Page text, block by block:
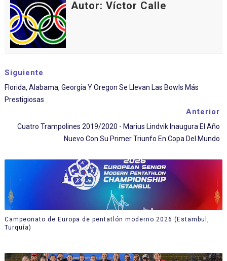
Autor: Víctor Calle
Siguiente
Florida, Alabama, Georgia Y Oregon Se Llevan Las Bowls Más
Prestigiosas
Anterior
Cuatro Trampolines 2019/2020 - Marius Lindvik Inaugura El Año
Nuevo Con Su Primer Triunfo En Copa Del Mundo
Campeonato de Europa de pentatlón moderno 2026 (Estambul,
Turquía)